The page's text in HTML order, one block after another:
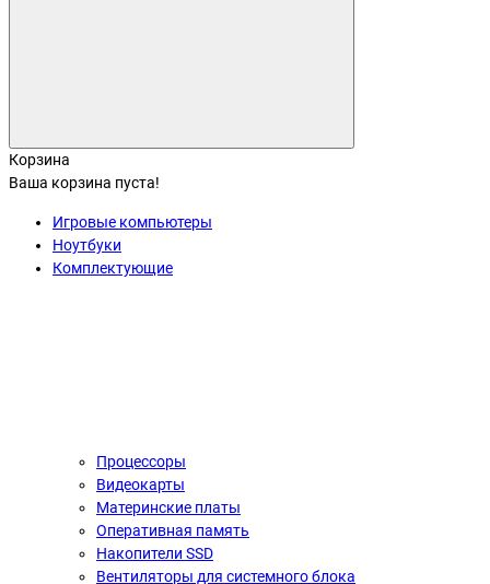
Корзина
Ваша корзина пуста!
Игровые компьютеры
Ноутбуки
Комплектующие
Процессоры
Видеокарты
Материнские платы
Оперативная память
Накопители SSD
Вентиляторы для системного блока